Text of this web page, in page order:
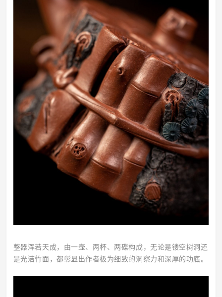
整器浑若天成，由一壶、两杯、两碟构成，无论是镂空树洞还
是光洁竹面，都彰显出作者极为细致的洞察力和深厚的功底。